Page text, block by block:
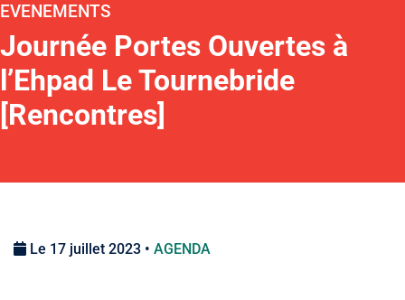
EVENEMENTS
Journée Portes Ouvertes à
l’Ehpad Le Tournebride
[Rencontres]
Le 17 juillet 2023 • AGENDA